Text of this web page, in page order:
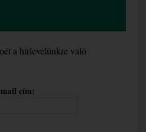
a hírlevelünkre való
cím: